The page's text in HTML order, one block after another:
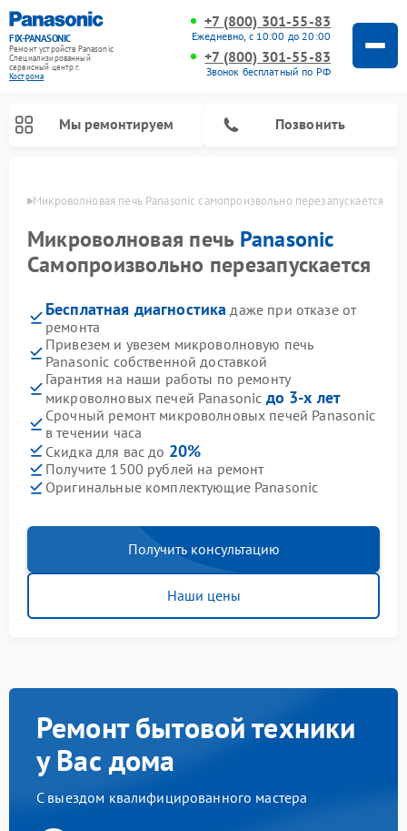
FIX-PANASONIC
Ремонт устройств Panasonic
Специализированный
cервисный центр г.
Кострома
+7 (800) 301-55-83
Ежедневно, с 10:00 до 20:00
+7 (800) 301-55-83
Звонок бесплатный по РФ
Мы ремонтируем Позвонить
Микроволновая печь Panasonic самопроизвольно перезапускается
Микроволновая печь Panasonic
Самопроизвольно перезапускается
Бесплатная диагностика даже при отказе от
ремонта
Привезем и увезем микроволновую печь
Panasonic собственной доставкой
Гарантия на наши работы по ремонту
микроволновых печей Panasonic до 3-х лет
Срочный ремонт микроволновых печей Panasonic
в течении часа
Скидка для вас до 20%
Получите 1500 рублей на ремонт
Оригинальные комплектующие Panasonic
Получить консультацию
Наши цены
Ремонт бытовой техники
у Вас дома
С выездом квалифицированного мастера